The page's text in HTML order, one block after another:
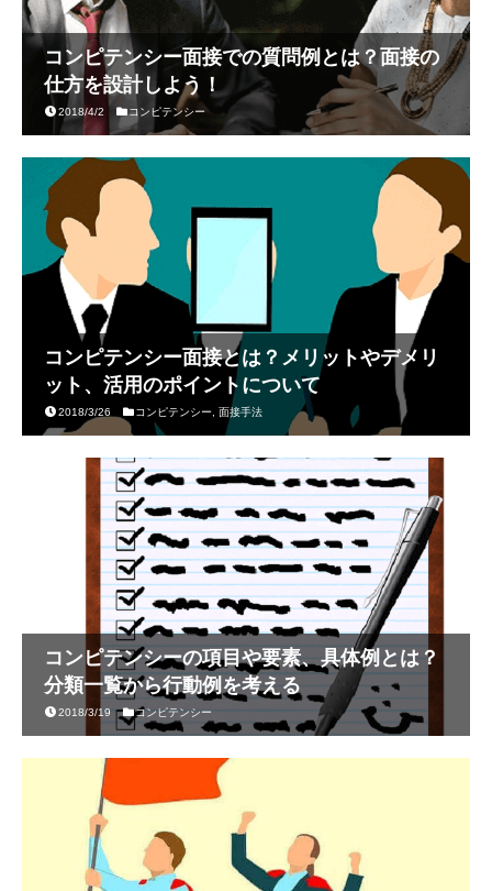
コンピテンシー面接での質問例とは？面接の
仕方を設計しよう！
2018/4/2 コンピテンシー
コンピテンシー面接とは？メリットやデメリ
ット、活用のポイントについて
2018/3/26 コンピテンシー, 面接手法
コンピテンシーの項目や要素、具体例とは？
分類一覧から行動例を考える
2018/3/19 コンピテンシー